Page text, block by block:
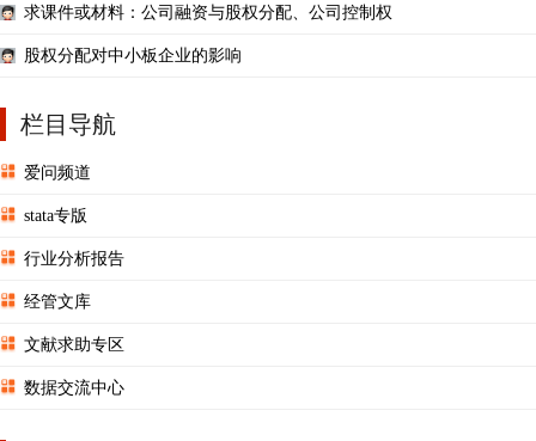
求课件或材料：公司融资与股权分配、公司控制权
股权分配对中小板企业的影响
栏目导航
爱问频道
stata专版
行业分析报告
经管文库
文献求助专区
数据交流中心